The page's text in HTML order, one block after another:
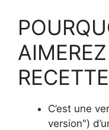
RECETTE
C’est une
version")